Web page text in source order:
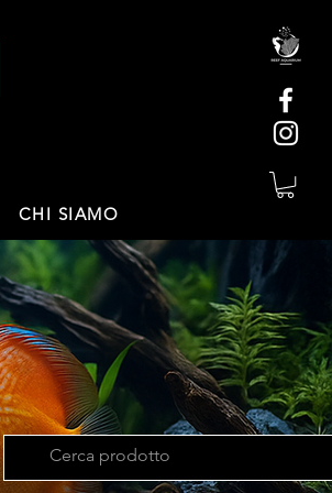
CHI SIAMO